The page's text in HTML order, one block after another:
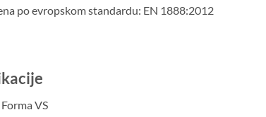
po evropskom standardu: EN 1888:2012
Forma VS